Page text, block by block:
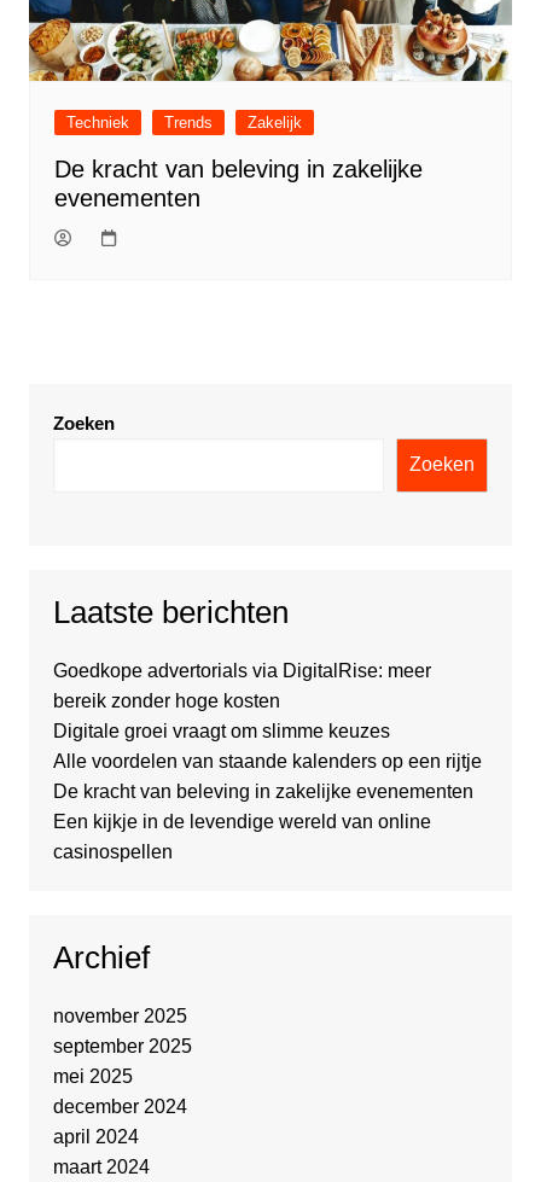
Techniek Trends Zakelijk
De kracht van beleving in zakelijke
evenementen
Zoeken
Zoeken
Laatste berichten
Goedkope advertorials via DigitalRise: meer
bereik zonder hoge kosten
Digitale groei vraagt om slimme keuzes
Alle voordelen van staande kalenders op een rijtje
De kracht van beleving in zakelijke evenementen
Een kijkje in de levendige wereld van online
casinospellen
Archief
november 2025
september 2025
mei 2025
december 2024
april 2024
maart 2024